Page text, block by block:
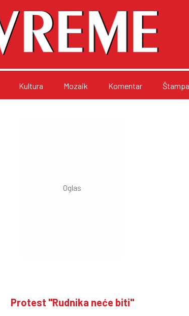
Kultura Mozaik Komentar
Protest "Rudnika neće biti"